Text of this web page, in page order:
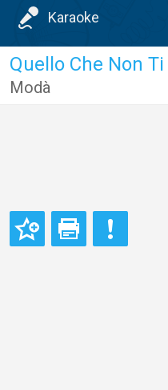
Karaoke
Quello Che Non
Modà